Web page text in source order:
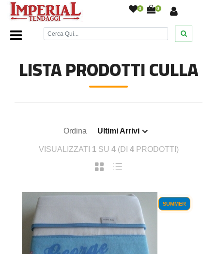
0 0
Home Page/Letto/Culla/
LISTA PRODOTTI CULLA
Ordina Ultimi Arrivi
VISUALIZZATI 1 SU 4(DI 4PRODOTTI)
SUMMER